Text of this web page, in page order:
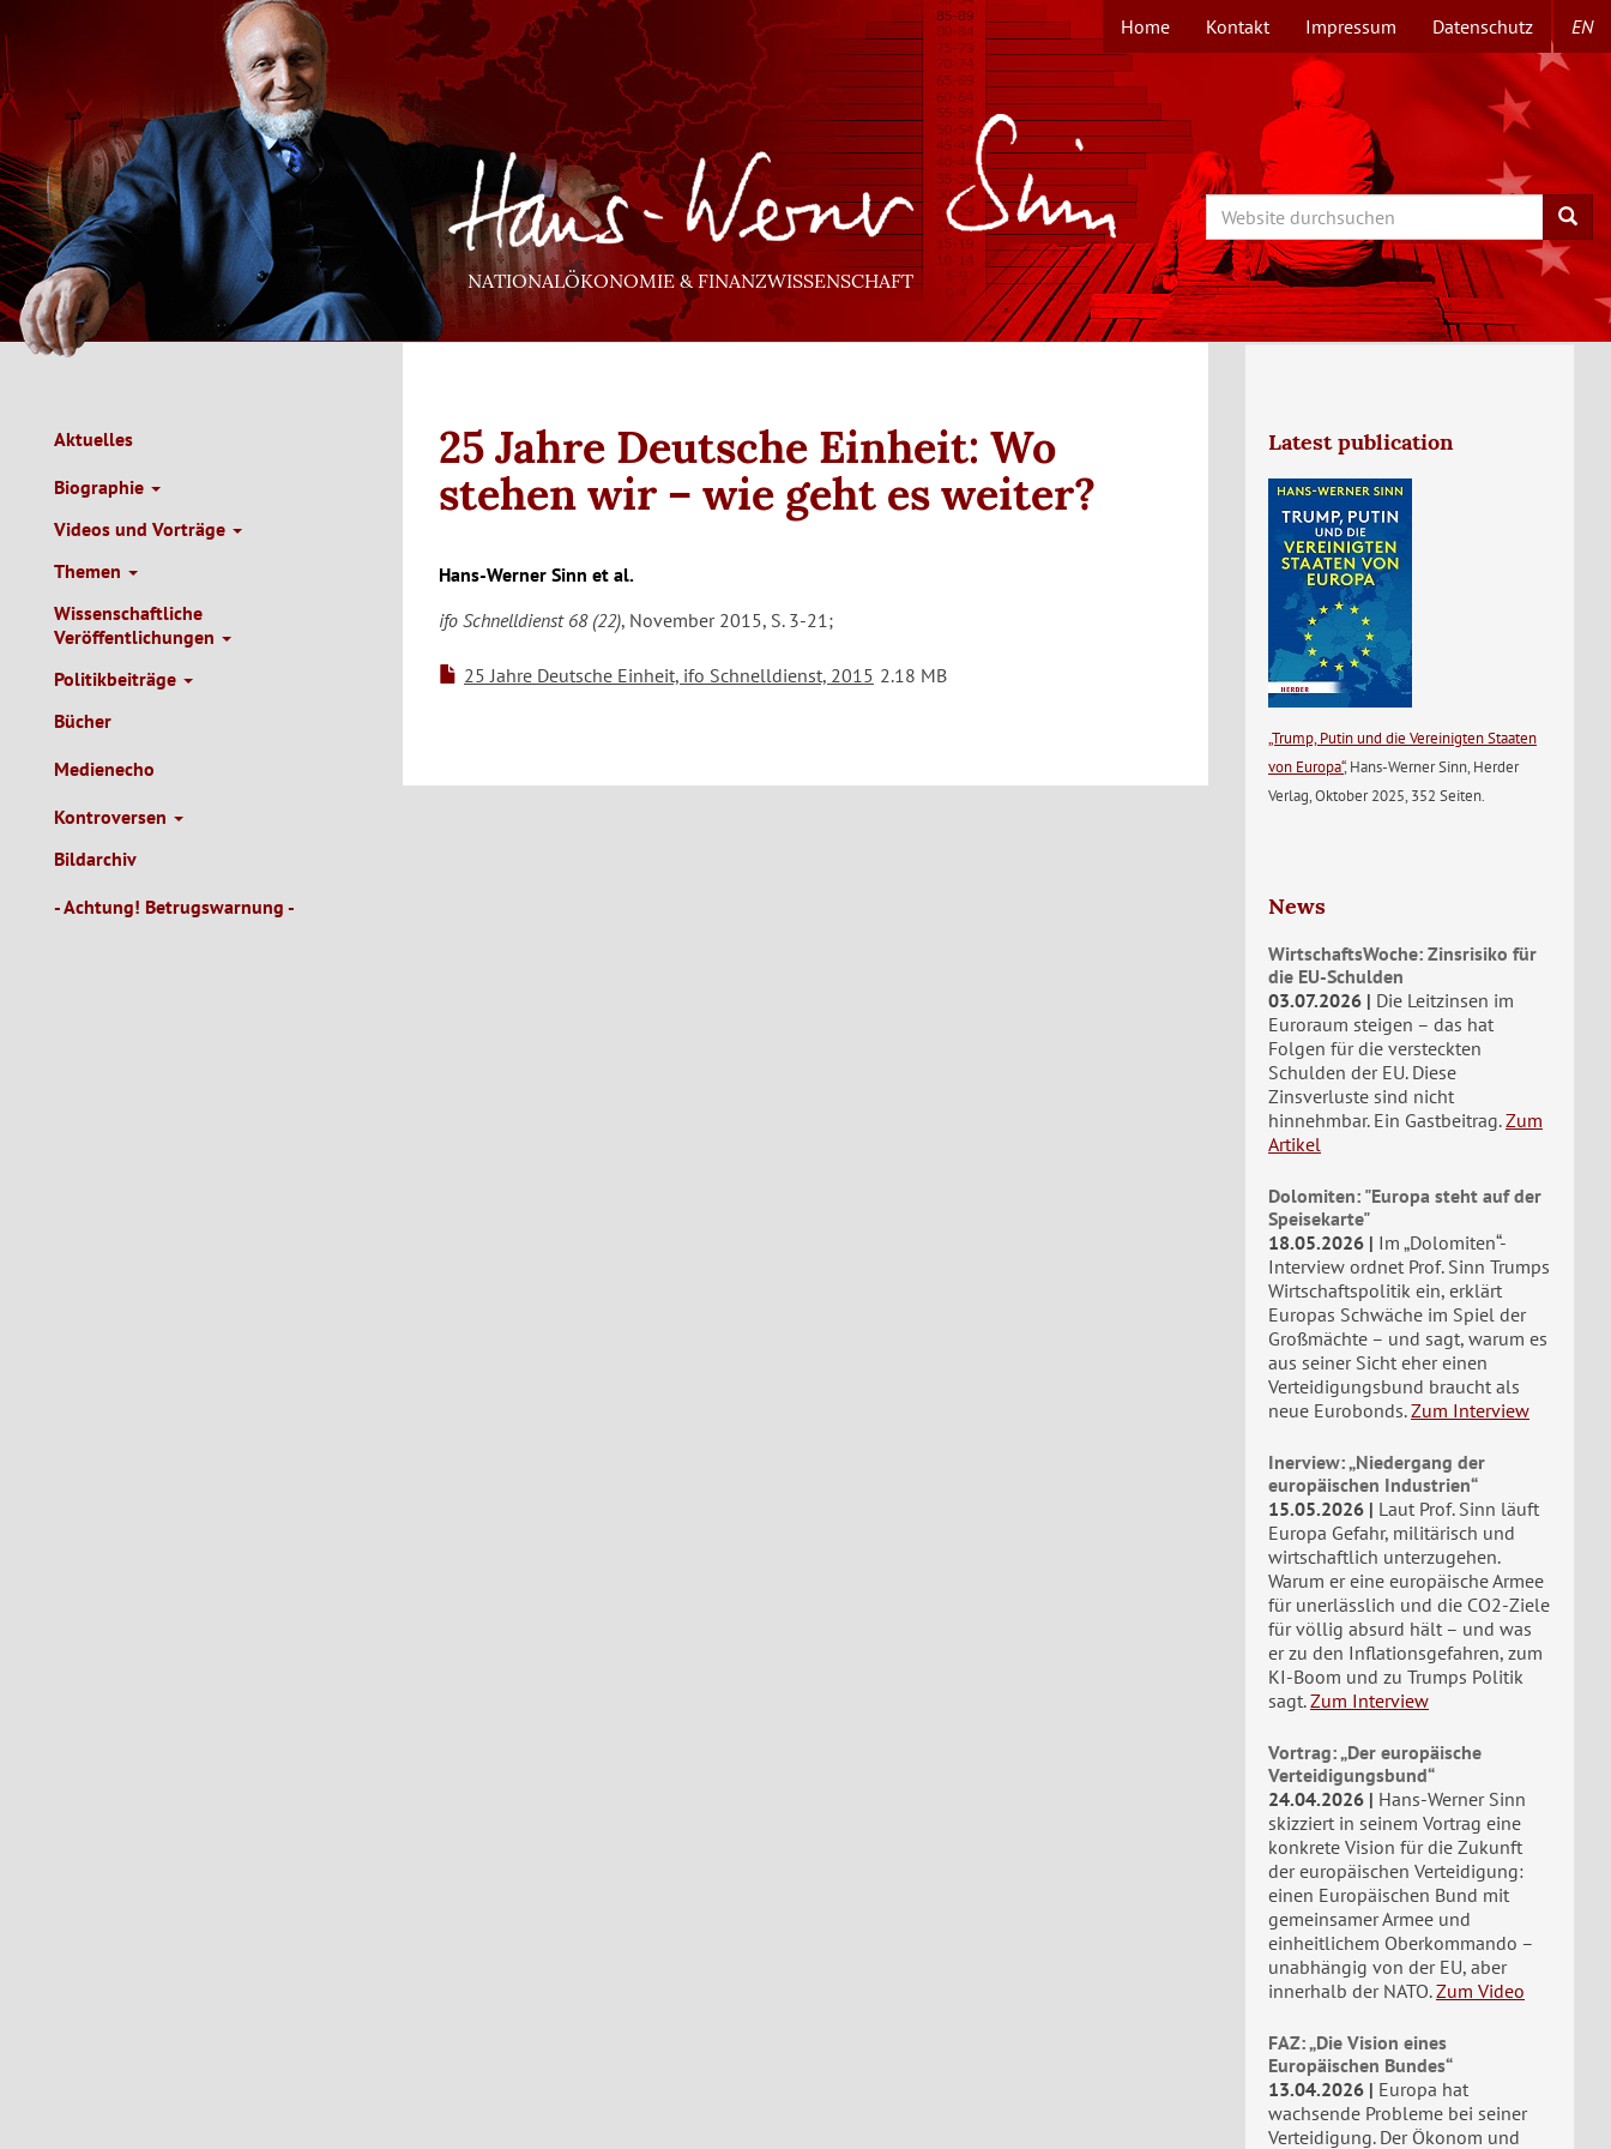
zum
Inhalt
TOPMENÜ
Home Kontakt Impressum Datenschutz EN
NATIONALÖKONOMIE & FINANZWISSENSCHAFT
Search Search
Main
Navigation
de
Aktuelles
Biographie
Videos und Vorträge
Themen
Wissenschaftliche
Veröffentlichungen
Politikbeiträge
Bücher
Medienecho
Kontroversen
Bildarchiv
- Achtung! Betrugswarnung -
25 Jahre Deutsche Einheit: Wo
stehen wir – wie geht es weiter?
Hans-Werner Sinn et al.
ifo Schnelldienst 68 (22), November 2015, S. 3-21;
25 Jahre Deutsche Einheit, ifo Schnelldienst, 2015 2.18 MB
Latest publication
„Trump, Putin und die Vereinigten Staaten
von Europa“, Hans-Werner Sinn, Herder
Verlag, Oktober 2025, 352 Seiten.
News
WirtschaftsWoche: Zinsrisiko für
die EU-Schulden
03.07.2026
Die Leitzinsen im
Euroraum steigen – das hat
Folgen für die versteckten
Schulden der EU. Diese
Zinsverluste sind nicht
hinnehmbar. Ein Gastbeitrag. Zum
Artikel
Dolomiten: "Europa steht auf der
Speisekarte"
18.05.2026
Im „Dolomiten“-
Interview ordnet Prof. Sinn Trumps
Wirtschaftspolitik ein, erklärt
Europas Schwäche im Spiel der
Großmächte – und sagt, warum es
aus seiner Sicht eher einen
Verteidigungsbund braucht als
neue Eurobonds. Zum Interview
Inerview: „Niedergang der
europäischen Industrien“
15.05.2026
Laut Prof. Sinn läuft
Europa Gefahr, militärisch und
wirtschaftlich unterzugehen.
Warum er eine europäische Armee
für unerlässlich und die CO2-Ziele
für völlig absurd hält – und was
er zu den Inflationsgefahren, zum
KI-Boom und zu Trumps Politik
sagt. Zum Interview
Vortrag: „Der europäische
Verteidigungsbund“
24.04.2026
Hans-Werner Sinn
skizziert in seinem Vortrag eine
konkrete Vision für die Zukunft
der europäischen Verteidigung:
einen Europäischen Bund mit
gemeinsamer Armee und
einheitlichem Oberkommando –
unabhängig von der EU, aber
innerhalb der NATO. Zum Video
FAZ: „Die Vision eines
Europäischen Bundes“
13.04.2026
Europa hat
wachsende Probleme bei seiner
Verteidigung. Der Ökonom und